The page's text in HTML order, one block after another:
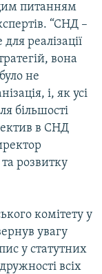
питанням
“СНД –
реалізації
вона
не
і, як усі
більшості
в СНД
та розвитку
комітету у
увагу
у статутних
всіх